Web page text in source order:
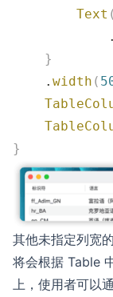
        Text
(
            .
    }
    .
width (
}
其他未指定列宽
将会根据 Table
上，使用者可以